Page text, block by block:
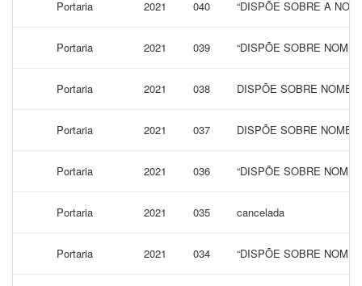
Portaria 2021 040 “DISPÕE SOBRE A
Portaria 2021 039 “DISPÕE SOBRE
Portaria 2021 038 DISPÕE SOBRE
Portaria 2021 037 DISPÕE SOBRE
Portaria 2021 036 “DISPÕE SOBRE
Portaria 2021 035 cancelada
Portaria 2021 034 “DISPÕE SOBRE